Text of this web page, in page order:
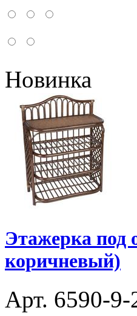
Новинка
Этажерка под
коричневый)
Арт. 6590-9-